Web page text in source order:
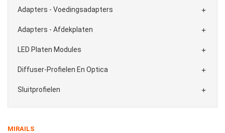
Adapters - Voedingsadapters 
Adapters - Afdekplaten 
LED Platen Modules 
Diffuser-Profielen En Optica 
Sluitprofielen 
MIRAILS